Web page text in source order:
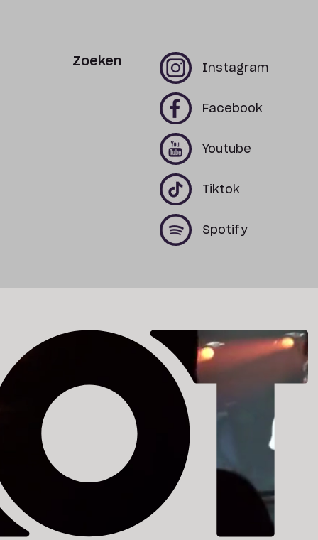
Zoeken xx
Instagram
xx
Facebook
xx
Youtube
xx
Tiktok
xx
Spotify